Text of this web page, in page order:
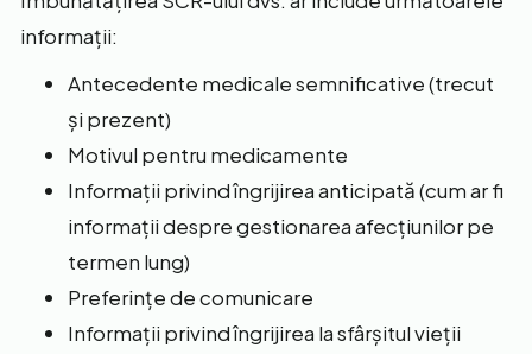
informații:
Antecedente medicale semnificative (trecut
și prezent)
Motivul pentru medicamente
Informații privind îngrijirea anticipată (cum ar fi
informații despre gestionarea afecțiunilor pe
termen lung)
Preferințe de comunicare
Informații privind îngrijirea la sfârșitul vieții